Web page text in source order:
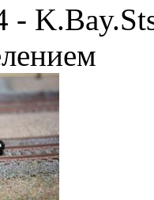
-